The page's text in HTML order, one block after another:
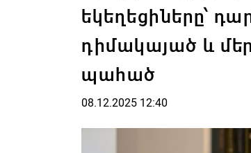
եկեղեցիները՝
դիմակայած և
պահած
08.12.2025 12:40